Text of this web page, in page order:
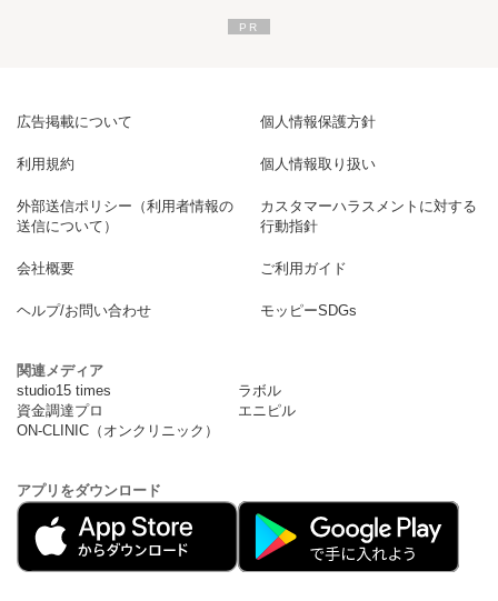
広告掲載について 個人情報保護方針
利用規約 個人情報取り扱い
外部送信ポリシー（利用者情報の
送信について）
カスタマーハラスメントに対する
行動指針
会社概要 ご利用ガイド
ヘルプ/お問い合わせ モッピーSDGs
関連メディア
studio15 times
ラボル
資金調達プロ
エニピル
ON-CLINIC（オンクリニック）
アプリをダウンロード